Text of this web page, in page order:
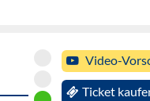
Video-
Ticket